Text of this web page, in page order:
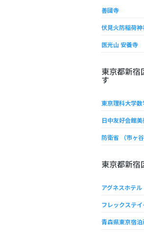
善國寺
伏見火防稲荷神
医光山 安養寺
東京都新宿
す
東京理科大学
日中友好会館
防衛省 （市ヶ谷
東京都新宿
フレックステ
青森県東京宿泊